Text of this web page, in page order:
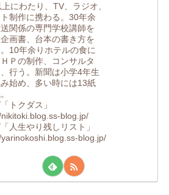
にわたり、TV、ラジオ、
制作に携わる。30年余
関係の専門学校講師を
画書、台本の書き方を
10年余りホテルの食に
Ｐの制作、コンサルタ
行う。新聞は小学4年生
始め、多い時には13紙
トクダス」
blog.jp/
人生やり残しリスト」
blog.jp/